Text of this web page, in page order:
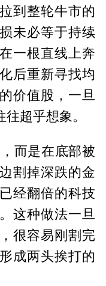
到整轮牛市的
未必等于持续
一根直线上奔
后重新寻找均
价值股，一旦
超乎想象。
而是在底部被
割掉深跌的金
经翻倍的科技
这种做法一旦
很容易刚割完
成两头挨打的